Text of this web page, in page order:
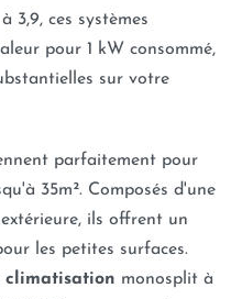
3,9, ces systèmes
pour 1 kW consommé,
sur votre
parfaitement pour
35m². Composés d'une
ils offrent un
les petites surfaces.
climatisation monosplit à